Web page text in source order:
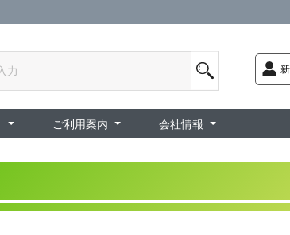
ご利用案内
会社情報